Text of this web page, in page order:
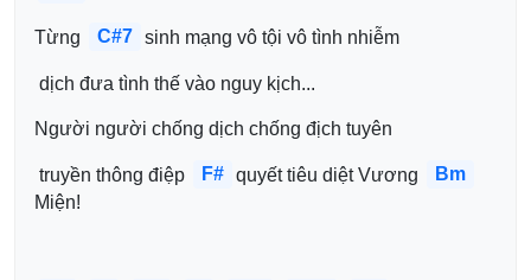
Từng C#7 sinh mạng vô tội vô tình nhiễm
dịch đưa tình thế vào nguy kịch...
Người người chống dịch chống địch tuyên
truyền thông điệp F# quyết tiêu diệt Vương
Bm
Miện!